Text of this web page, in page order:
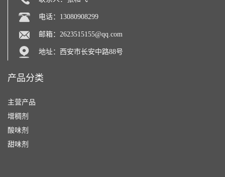
电话：13080908299
邮箱： 2623515155@qq.com
地址：西安市长安中路88号
产品分类
主营产品
增稠剂
酸味剂
甜味剂